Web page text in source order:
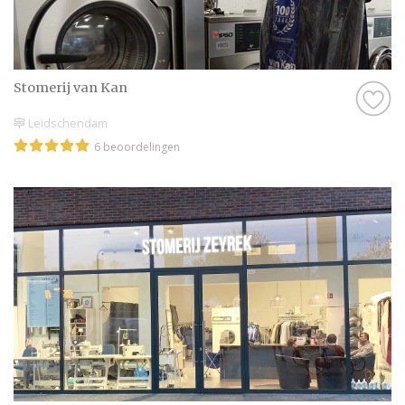
artikelen heen. Droom alvast weg bij de
prachtige foto’s en sfeerbeelden en denk je
in hoe geweldig jullie bruiloft wordt met
behulp van alle informatie op Trouwen.nl!
toe!
Stomerij van Kan
Leidschendam
6 beoordelingen